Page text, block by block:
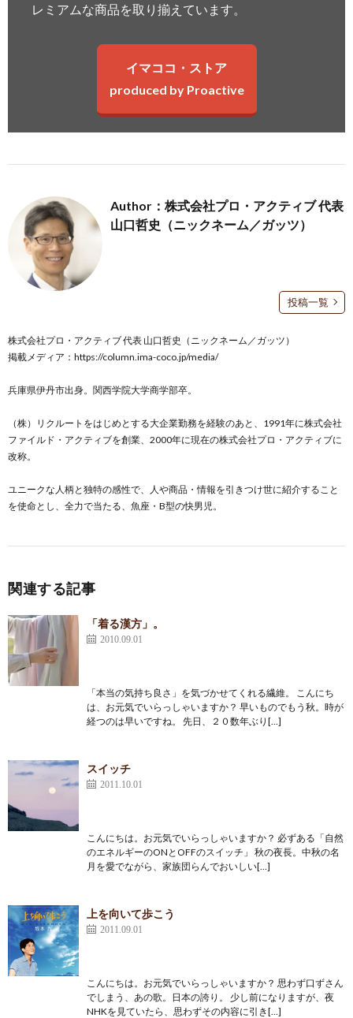
レミアムな商品を取り揃えています。
イマココ・ストア
produced by Proactive
Author：株式会社プロ・アクティブ 代表
山口哲史（ニックネーム／ガッツ）
投稿一覧
株式会社プロ・アクティブ 代表 山口哲史（ニックネーム／ガッツ）
掲載メディア： https://column.ima-coco.jp/media/
兵庫県伊丹市出身。関西学院大学商学部卒。
（株）リクルートをはじめとする大企業勤務を経験のあと、1991年に株式会社
ファイルド・アクティブを創業、2000年に現在の株式会社プロ・アクティブに
改称。
ユニークな人柄と独特の感性で、人や商品・情報を引きつけ世に紹介すること
を使命とし、全力で当たる、魚座・B型の快男児。
関連する記事
「着る漢方」。
2010.09.01
「本当の気持ち良さ」を気づかせてくれる繊維。 こんにち
は、お元気でいらっしゃいますか？ 早いものでもう秋。時が
経つのは早いですね。 先日、２０数年ぶり[…]
スイッチ
2011.10.01
こんにちは。お元気でいらっしゃいますか？ 必ずある「自然
のエネルギーのONとOFFのスイッチ」 秋の夜長。中秋の名
月を愛でながら、家族団らんでおいしい[…]
上を向いて歩こう
2011.09.01
こんにちは。お元気でいらっしゃいますか？ 思わず口ずさん
でしまう、あの歌。日本の誇り。 少し前になりますが、夜
NHKを見ていたら、思わずその内容に引き[…]